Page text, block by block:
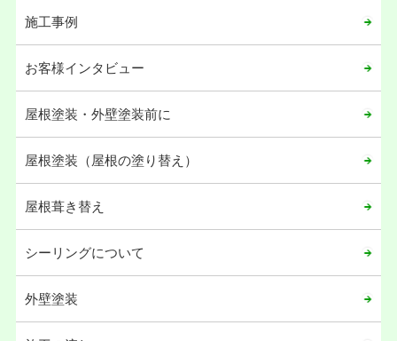
施工事例
お客様インタビュー
屋根塗装・外壁塗装前に
屋根塗装（屋根の塗り替え）
屋根葺き替え
シーリングについて
外壁塗装